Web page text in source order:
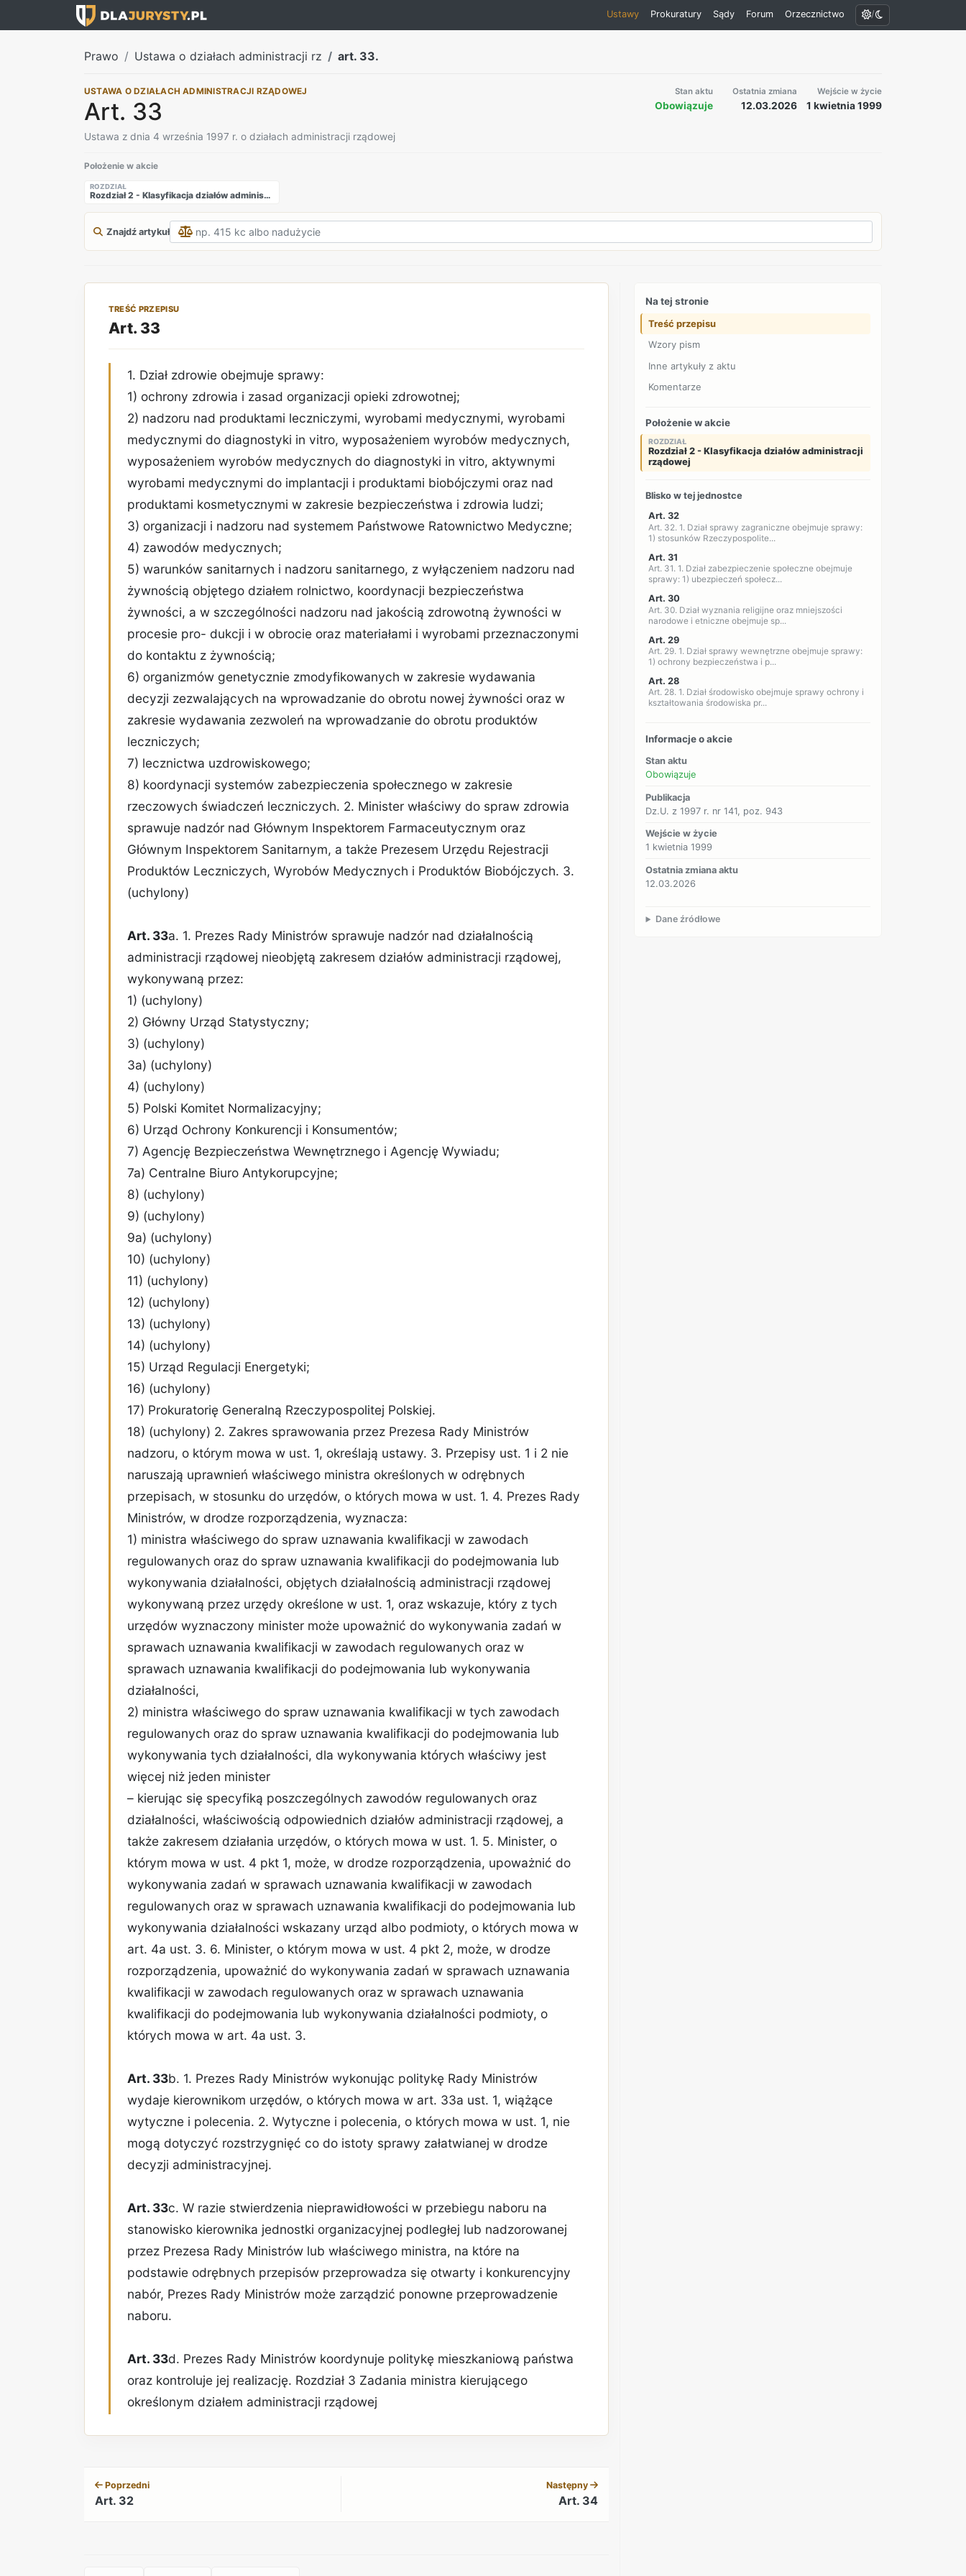
Ustawy Prokuratury Sądy Forum Orzecznictwo /
Prawo Ustawa o działach administracji rz art. 33.
USTAWA O DZIAŁACH ADMINISTRACJI RZĄDOWEJ
Art. 33
Ustawa z dnia 4 września 1997 r. o działach administracji rządowej
Stan aktu
Obowiązuje
Ostatnia zmiana
12.03.2026
Wejście w życie
1 kwietnia 1999
Położenie w akcie
ROZDZIAŁ
Rozdział 2 - Klasyfikacja działów administracji rządowej
Znajdź artykuł
TREŚĆ PRZEPISU
Art. 33
1. Dział zdrowie obejmuje sprawy:
1) ochrony zdrowia i zasad organizacji opieki zdrowotnej;
2) nadzoru nad produktami leczniczymi, wyrobami medycznymi, wyrobami
medycznymi do diagnostyki in vitro, wyposażeniem wyrobów medycznych,
wyposażeniem wyrobów medycznych do diagnostyki in vitro, aktywnymi
wyrobami medycznymi do implantacji i produktami biobójczymi oraz nad
produktami kosmetycznymi w zakresie bezpieczeństwa i zdrowia ludzi;
3) organizacji i nadzoru nad systemem Państwowe Ratownictwo Medyczne;
4) zawodów medycznych;
5) warunków sanitarnych i nadzoru sanitarnego, z wyłączeniem nadzoru nad
żywnością objętego działem rolnictwo, koordynacji bezpieczeństwa
żywności, a w szczególności nadzoru nad jakością zdrowotną żywności w
procesie pro- dukcji i w obrocie oraz materiałami i wyrobami przeznaczonymi
do kontaktu z żywnością;
6) organizmów genetycznie zmodyfikowanych w zakresie wydawania
decyzji zezwalających na wprowadzanie do obrotu nowej żywności oraz w
zakresie wydawania zezwoleń na wprowadzanie do obrotu produktów
leczniczych;
7) lecznictwa uzdrowiskowego;
8) koordynacji systemów zabezpieczenia społecznego w zakresie
rzeczowych świadczeń leczniczych. 2. Minister właściwy do spraw zdrowia
sprawuje nadzór nad Głównym Inspektorem Farmaceutycznym oraz
Głównym Inspektorem Sanitarnym, a także Prezesem Urzędu Rejestracji
Produktów Leczniczych, Wyrobów Medycznych i Produktów Biobójczych. 3.
(uchylony)
Art. 33a. 1. Prezes Rady Ministrów sprawuje nadzór nad działalnością
administracji rządowej nieobjętą zakresem działów administracji rządowej,
wykonywaną przez:
1) (uchylony)
2) Główny Urząd Statystyczny;
3) (uchylony)
3a) (uchylony)
4) (uchylony)
5) Polski Komitet Normalizacyjny;
6) Urząd Ochrony Konkurencji i Konsumentów;
7) Agencję Bezpieczeństwa Wewnętrznego i Agencję Wywiadu;
7a) Centralne Biuro Antykorupcyjne;
8) (uchylony)
9) (uchylony)
9a) (uchylony)
10) (uchylony)
11) (uchylony)
12) (uchylony)
13) (uchylony)
14) (uchylony)
15) Urząd Regulacji Energetyki;
16) (uchylony)
17) Prokuratorię Generalną Rzeczypospolitej Polskiej.
18) (uchylony) 2. Zakres sprawowania przez Prezesa Rady Ministrów
nadzoru, o którym mowa w ust. 1, określają ustawy. 3. Przepisy ust. 1 i 2 nie
naruszają uprawnień właściwego ministra określonych w odrębnych
przepisach, w stosunku do urzędów, o których mowa w ust. 1. 4. Prezes Rady
Ministrów, w drodze rozporządzenia, wyznacza:
1) ministra właściwego do spraw uznawania kwalifikacji w zawodach
regulowanych oraz do spraw uznawania kwalifikacji do podejmowania lub
wykonywania działalności, objętych działalnością administracji rządowej
wykonywaną przez urzędy określone w ust. 1, oraz wskazuje, który z tych
urzędów wyznaczony minister może upoważnić do wykonywania zadań w
sprawach uznawania kwalifikacji w zawodach regulowanych oraz w
sprawach uznawania kwalifikacji do podejmowania lub wykonywania
działalności,
2) ministra właściwego do spraw uznawania kwalifikacji w tych zawodach
regulowanych oraz do spraw uznawania kwalifikacji do podejmowania lub
wykonywania tych działalności, dla wykonywania których właściwy jest
więcej niż jeden minister
– kierując się specyfiką poszczególnych zawodów regulowanych oraz
działalności, właściwością odpowiednich działów administracji rządowej, a
także zakresem działania urzędów, o których mowa w ust. 1. 5. Minister, o
którym mowa w ust. 4 pkt 1, może, w drodze rozporządzenia, upoważnić do
wykonywania zadań w sprawach uznawania kwalifikacji w zawodach
regulowanych oraz w sprawach uznawania kwalifikacji do podejmowania lub
wykonywania działalności wskazany urząd albo podmioty, o których mowa w
art. 4a ust. 3. 6. Minister, o którym mowa w ust. 4 pkt 2, może, w drodze
rozporządzenia, upoważnić do wykonywania zadań w sprawach uznawania
kwalifikacji w zawodach regulowanych oraz w sprawach uznawania
kwalifikacji do podejmowania lub wykonywania działalności podmioty, o
których mowa w art. 4a ust. 3.
Art. 33b. 1. Prezes Rady Ministrów wykonując politykę Rady Ministrów
wydaje kierownikom urzędów, o których mowa w art. 33a ust. 1, wiążące
wytyczne i polecenia. 2. Wytyczne i polecenia, o których mowa w ust. 1, nie
mogą dotyczyć rozstrzygnięć co do istoty sprawy załatwianej w drodze
decyzji administracyjnej.
Art. 33c. W razie stwierdzenia nieprawidłowości w przebiegu naboru na
stanowisko kierownika jednostki organizacyjnej podległej lub nadzorowanej
przez Prezesa Rady Ministrów lub właściwego ministra, na które na
podstawie odrębnych przepisów przeprowadza się otwarty i konkurencyjny
nabór, Prezes Rady Ministrów może zarządzić ponowne przeprowadzenie
naboru.
Art. 33d. Prezes Rady Ministrów koordynuje politykę mieszkaniową państwa
oraz kontroluje jej realizację. Rozdział 3 Zadania ministra kierującego
określonym działem administracji rządowej
Poprzedni
Art. 32
Następny
Art. 34
Na tej stronie
Treść przepisu
Wzory pism
Inne artykuły z aktu
Komentarze
Położenie w akcie
ROZDZIAŁ
Rozdział 2 - Klasyfikacja działów administracji
rządowej
Blisko w tej jednostce
Art. 32
Art. 32. 1. Dział sprawy zagraniczne obejmuje sprawy:
1) stosunków Rzeczypospolite...
Art. 31
Art. 31. 1. Dział zabezpieczenie społeczne obejmuje
sprawy: 1) ubezpieczeń społecz...
Art. 30
Art. 30. Dział wyznania religijne oraz mniejszości
narodowe i etniczne obejmuje sp...
Art. 29
Art. 29. 1. Dział sprawy wewnętrzne obejmuje sprawy:
1) ochrony bezpieczeństwa i p...
Art. 28
Art. 28. 1. Dział środowisko obejmuje sprawy ochrony i
kształtowania środowiska pr...
Informacje o akcie
Stan aktu
Obowiązuje
Publikacja
Dz.U. z 1997 r. nr 141, poz. 943
Wejście w życie
1 kwietnia 1999
Ostatnia zmiana aktu
12.03.2026
Dane źródłowe